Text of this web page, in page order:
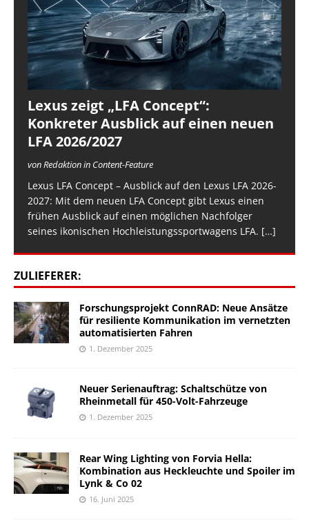
Lexus zeigt „LFA Concept“:
Konkreter Ausblick auf einen neuen
LFA 2026/2027
von Redaktion in Content-Feature
Lexus LFA Concept – Ausblick auf den Lexus LFA 2026-
2027: Mit dem neuen LFA Concept gibt Lexus einen
frühen Ausblick auf einen möglichen Nachfolger
seines ikonischen Hochleistungssportwagens LFA. […]
ZULIEFERER:
Forschungsprojekt ConnRAD: Neue Ansätze
für resiliente Kommunikation im vernetzten
automatisierten Fahren
1. Dezember 2025
Neuer Serienauftrag: Schaltschütze von
Rheinmetall für 450-Volt-Fahrzeuge
1. Dezember 2025
Rear Wing Lighting von Forvia Hella:
Kombination aus Heckleuchte und Spoiler im
Lynk & Co 02
16. Juni 2025